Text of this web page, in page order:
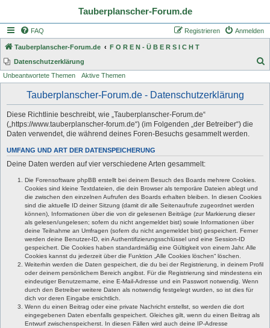
Tauberplanscher-Forum.de
FAQ Anmelden
Registrieren
Tauberplanscher-Forum.de
F O R E N - Ü B E R S I C H T
Datenschutzerklärung
Unbeantwortete Themen Aktive Themen
Tauberplanscher-Forum.de - Datenschutzerklärung
Diese Richtlinie beschreibt, wie „Tauberplanscher-Forum.de“
(„https://www.tauberplanscher-forum.de“) (im Folgenden „der Betreiber“) die
Daten verwendet, die während deines Foren-Besuchs gesammelt werden.
UMFANG UND ART DER DATENSPEICHERUNG
Deine Daten werden auf vier verschiedene Arten gesammelt:
Die Forensoftware phpBB erstellt bei deinem Besuch des Boards mehrere Cookies.
Cookies sind kleine Textdateien, die dein Browser als temporäre Dateien ablegt und
die zwischen den einzelnen Aufrufen des Boards erhalten bleiben. In diesen Cookies
sind die aktuelle ID deiner Sitzung (damit dir alle Seitenaufrufe zugeordnet werden
können), Informationen über die von dir gelesenen Beiträge (zur Markierung dieser
als gelesen/ungelesen; sofern du nicht angemeldet bist) sowie Informationen über
deine Teilnahme an Umfragen (sofern du nicht angemeldet bist) gespeichert. Ferner
werden deine Benutzer-ID, ein Authentifizierungsschlüssel und eine Session-ID
gespeichert. Die Cookies haben standardmäßig eine Gültigkeit von einem Jahr. Alle
Cookies kannst du jederzeit über die Funktion „Alle Cookies löschen“ löschen.
Weiterhin werden die Daten gespeichert, die du bei der Registrierung, in deinem Profil
oder deinem persönlichem Bereich angibst. Für die Registrierung sind mindestens ein
eindeutiger Benutzername, eine E-Mail-Adresse und ein Passwort notwendig. Wenn
durch den Betreiber weitere Daten als notwendig festgelegt wurden, so ist dies für
dich vor deren Eingabe ersichtlich.
Wenn du einen Beitrag oder eine private Nachricht erstellst, so werden die dort
eingegebenen Daten ebenfalls gespeichert. Gleiches gilt, wenn du einen Beitrag als
Entwurf zwischenspeicherst. In diesen Fällen wird auch deine IP-Adresse